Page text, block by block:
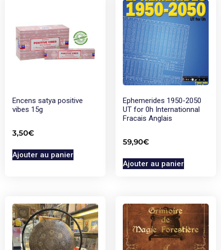
Encens satya positive
vibes 15g
3,50€
Ajouter au panier
Ephemerides 1950-2050
UT for 0h Internationnal
Fracais Anglais
59,90€
Ajouter au panier